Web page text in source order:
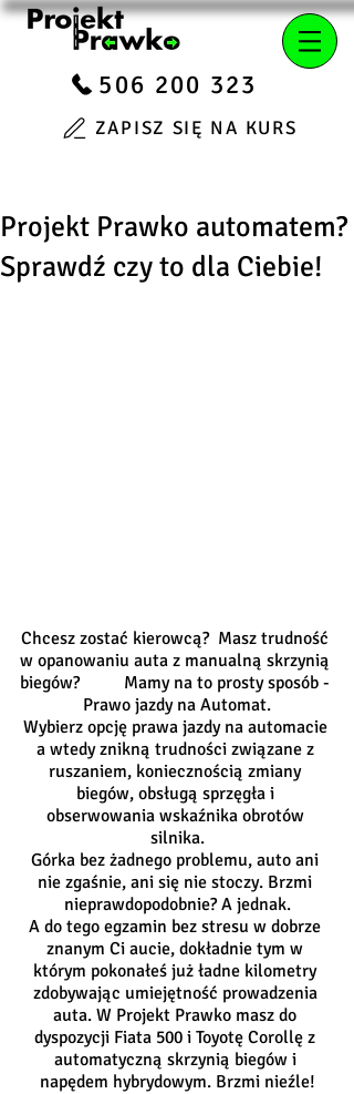
506 200 323
ZAPISZ SIĘ NA KURS
Projekt Prawko automatem?
Sprawdź czy to dla Ciebie!
Chcesz zostać kierowcą?  Masz trudność
w opanowaniu auta z manualną skrzynią
biegów?          Mamy na to prosty sposób -
Prawo jazdy na Automat.
Wybierz opcję prawa jazdy na automacie
a wtedy znikną trudności związane z
ruszaniem, koniecznością zmiany
biegów, obsługą sprzęgła i
obserwowania wskaźnika obrotów
silnika.
Górka bez żadnego problemu, auto ani
nie zgaśnie, ani się nie stoczy. Brzmi
nieprawdopodobnie? A jednak.
A do tego egzamin bez stresu w dobrze
znanym Ci aucie, dokładnie tym w
którym pokonałeś już ładne kilometry
zdobywając umiejętność prowadzenia
auta. W Projekt Prawko masz do
dyspozycji Fiata 500 i Toyotę Corollę z
automatyczną skrzynią biegów i
napędem hybrydowym. Brzmi nieźle!